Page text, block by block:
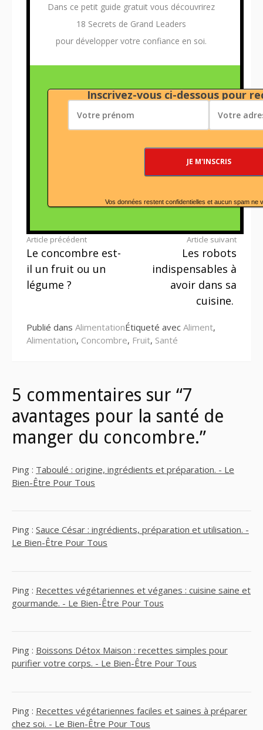
Dans ce petit guide gratuit vous découvrirez
18 Secrets de Grand Leaders
pour développer votre confiance en soi.
Inscrivez-vous ci-dessous pour
Vos données restent confidentielles et aucun spam ne
Lire
la
suite
Article précédent
Le concombre est-
il un fruit ou un
légume ?
Article suivant
Les robots
indispensables à
avoir dans sa
cuisine.
Publié dans AlimentationÉtiqueté avec Aliment,
Alimentation, Concombre, Fruit, Santé
5 commentaires sur “7
avantages pour la santé de
manger du concombre.”
Ping : Taboulé : origine, ingrédients et préparation. - Le
Bien-Être Pour Tous
Ping : Sauce César : ingrédients, préparation et utilisation. -
Le Bien-Être Pour Tous
Ping : Recettes végétariennes et véganes : cuisine saine et
gourmande. - Le Bien-Être Pour Tous
Ping : Boissons Détox Maison : recettes simples pour
purifier votre corps. - Le Bien-Être Pour Tous
Ping : Recettes végétariennes faciles et saines à préparer
chez soi. - Le Bien-Être Pour Tous